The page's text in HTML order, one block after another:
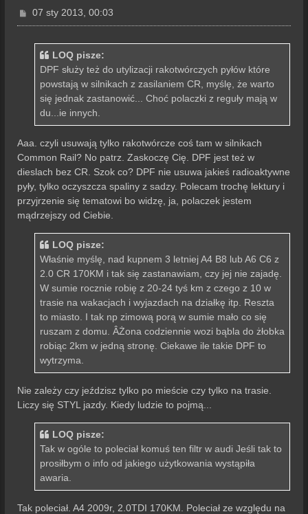
P
o
07 sty 2013, 00:03
LOQ pisze:
DPF służy też do utylizacji rakotwórczych pyłów które
powstają w silnikach z zasilaniem CR, myślę, że warto
się jednak zastanowić... Choć polaczki z reguły mają w
du...ie innych.
Aaa. czyli usuwają tylko rakotwórcze coś tam w silnikach
Common Rail? No patrz. Zaskoczę Cię. DPF jest też w
dieslach bez CR. Szok co? DPF nie usuwa jakieś radioaktywne
pyły, tylko oczyszcza spaliny z sadzy. Polecam trochę lektury i
przyjrzenie się tematowi bo widzę, ja, polaczek jestem
mądrzejszy od Ciebie.
LOQ pisze:
Właśnie myślę, nad kupnem 3 letniej A4 B8 lub A6 C6 z
2.0 CR 170KM i tak się zastanawiam, czy jej nie zajadę.
W sumie rocznie robię z 20-24 tyś km z czego z 10 w
trasie na wakacjach i wyjazdach na działkę itp. Reszta
to miasto. I tak np zimową porą w sumie mało co się
ruszam z domu. ÂŻona codziennie wozi bąbla do żłobka
robiąc 2km w jedną stronę. Ciekawe ile takie DPF to
wytrzyma.
Nie zależy czy jeździsz tylko po mieście czy tylko na trasie.
Liczy się STYL jazdy. Kiedy ludzie to pojmą...
LOQ pisze:
Tak w ogóle to poleciał komuś ten filtr w audi Jeśli tak to
prosiłbym o info od jakiego użytkowania wystąpiła
awaria.
Tak poleciał. A4 2009r, 2.0TDI 170KM. Poleciał ze względu na